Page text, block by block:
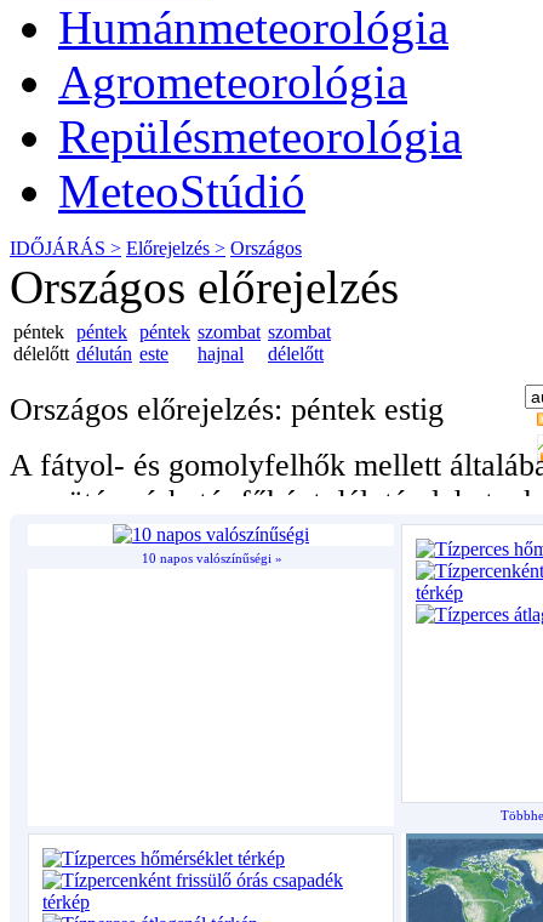
Humánmeteorológia
Agrometeorológia
Repülésmeteorológia
MeteoStúdió
IDŐJÁRÁS > Előrejelzés > Országos
Országos előrejelzés
10 napos valószínűségi »